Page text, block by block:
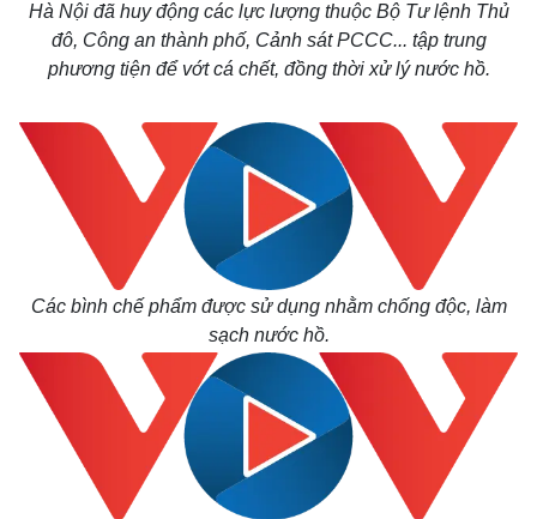
Hà Nội đã huy động các lực lượng thuộc Bộ Tư lệnh Thủ
đô, Công an thành phố, Cảnh sát PCCC... tập trung
phương tiện để vớt cá chết, đồng thời xử lý nước hồ.
Các bình chế phẩm được sử dụng nhằm chống độc, làm
sạch nước hồ.